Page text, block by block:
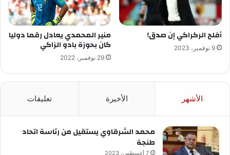
أفلح الركراكي إن صدق!
9 نوفمبر، 2023
منير المحمدي يعادل رقما دوليا
كان بحوزة بادو الزاكي
29 نوفمبر، 2022
الأشهر الأخيرة تعليقات
محمد الشرقاوي يستقيل من رئاسة اتحاد
طنجة
7 أغسطس، 2023